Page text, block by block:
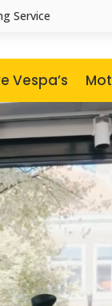
Service
Vespa’s